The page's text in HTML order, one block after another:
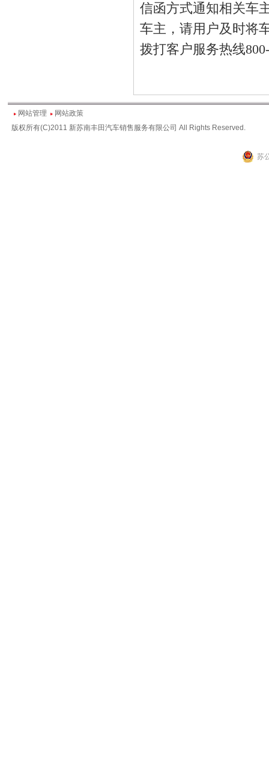
信函方式通知相关车
车主，请用户及时将
拨打客户服务热线
网站管理
网站政策
版权所有(C)2011 新苏南丰田汽车销售服务有限公司 All Rights Reserved.
苏